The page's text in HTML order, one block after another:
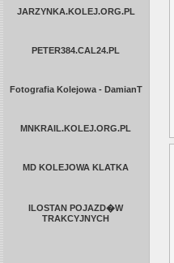
JARZYNKA.KOLEJ.ORG.PL
PETER384.CAL24.PL
Fotografia Kolejowa - DamianT
MNKRAIL.KOLEJ.ORG.PL
MD KOLEJOWA KLATKA
ILOSTAN POJAZD�W
TRAKCYJNYCH